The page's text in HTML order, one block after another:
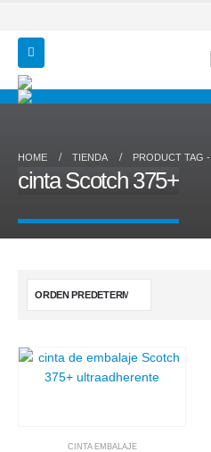
HOME TIENDA PRODUCT TAG -
cinta Scotch 375+
CINTA EMBALAJE